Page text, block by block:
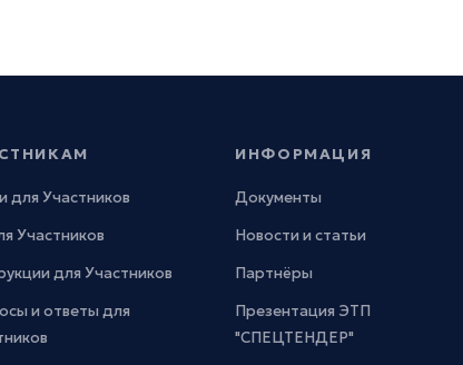
для Участников
Участников
для Участников
и ответы для
ИНФОРМАЦИЯ
Документы
Новости и статьи
Партнёры
Презентация ЭТП
"СПЕЦТЕНДЕР"